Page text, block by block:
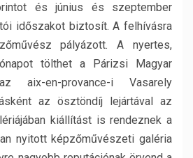
és június és szeptember
időszakot biztosít. A felhívásra
pályázott. A nyertes,
tölthet a Párizsi Magyar
aix-en-provance-i Vasarely
az ösztöndíj lejártával az
kiállítást is rendeznek a
nyitott képzőművészeti galéria